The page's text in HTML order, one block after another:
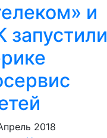
и
запустили
2018